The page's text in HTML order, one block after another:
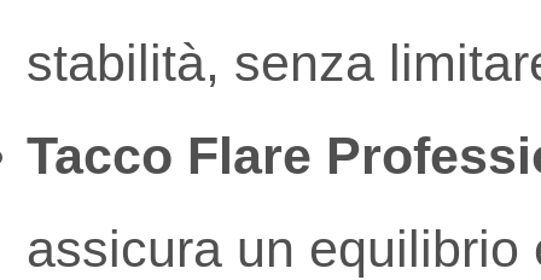
stabilità, senza
Tacco Flare
assicura un